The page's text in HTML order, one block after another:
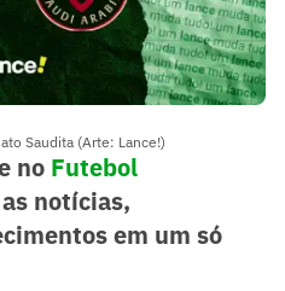
Saudita (Arte: Lance!)
no Futebol
notícias,
em um só